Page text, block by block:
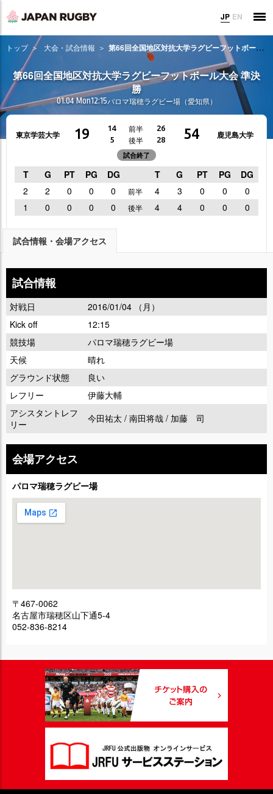
JP EN
トップ 大会・試合情報 第66回全国地区対抗大学ラグビーフットボール大会 準決勝
第66回全国地区対抗大学ラグビーフットボール大会 準決
勝
01.04 Mon12:15パロマ瑞穂ラグビー場（愛知県）
東京学芸大学 19 14 前半
26
5
後半 28
試合終了
54 鹿児島大学
T G PT PG DG T G PT PG
DG
2
2 0 0 0 前半 4 3 0 0
0
1
0 0 0 0 後半 4 4 0 0 0
試合情報・会場アクセス
試合情報
対戦日
2016/01/04 （月）
Kick off
12:15
競技場
パロマ瑞穂ラグビー場
天候
晴れ
グラウンド状態
良い
レフリー
伊藤大輔
アシスタントレフ
リー
今田祐太 / 南田将哉 / 加藤 司
会場アクセス
パロマ瑞穂ラグビー場
〒467-0062
名古屋市瑞穂区山下通5-4
052-836-8214